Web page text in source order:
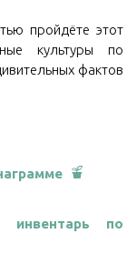
пройдёте этот
культуры по
фактов
инвентарь по